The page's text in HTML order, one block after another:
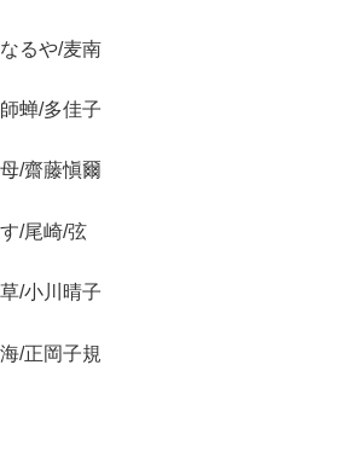
るや/麦南
蝉/多佳子
/齋藤愼爾
/尾崎/弦
/小川晴子
/正岡子規